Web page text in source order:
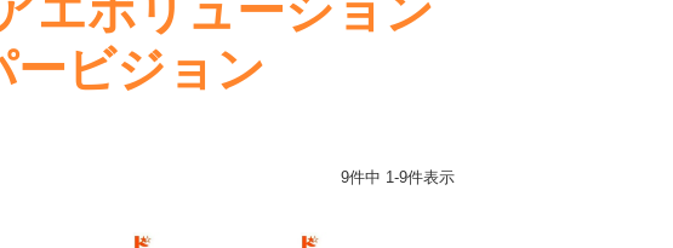
ービジョン
9件中 1 -9件表示